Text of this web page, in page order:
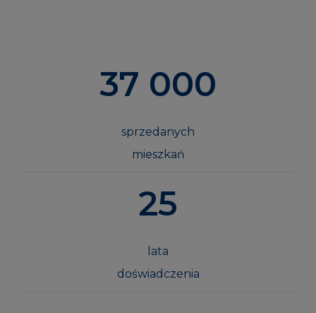
37 000
sprzedanych
mieszkań
25
lata
doświadczenia